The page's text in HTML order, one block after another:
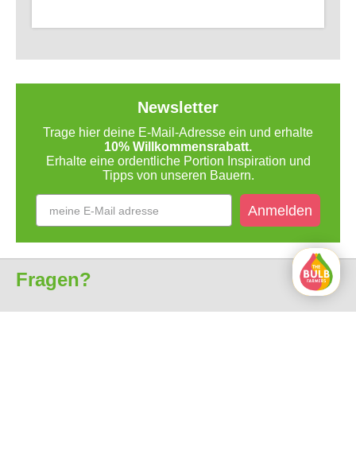
Newsletter
Trage hier deine E-Mail-Adresse ein und erhalte
10% Willkommensrabatt.
Erhalte eine ordentliche Portion Inspiration und
Tipps von unseren Bauern.
Anmelden
Fragen?